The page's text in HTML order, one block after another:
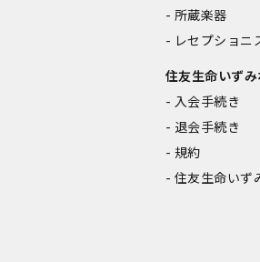
所蔵楽器
レセプショニ
住友生命いず
入会手続き
退会手続き
規約
住友生命いず